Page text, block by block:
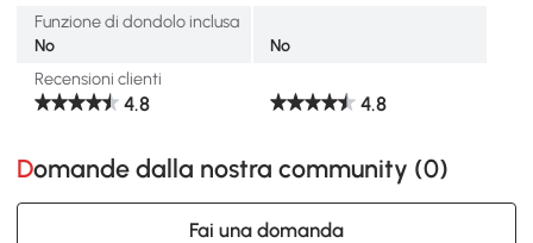
Funzione di dondolo inclusa
No
No
Recensioni clienti
4.8 4.8
Domande dalla nostra community (0)
Fai una domanda